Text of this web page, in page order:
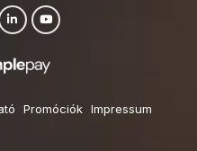
Promóciók Impressum